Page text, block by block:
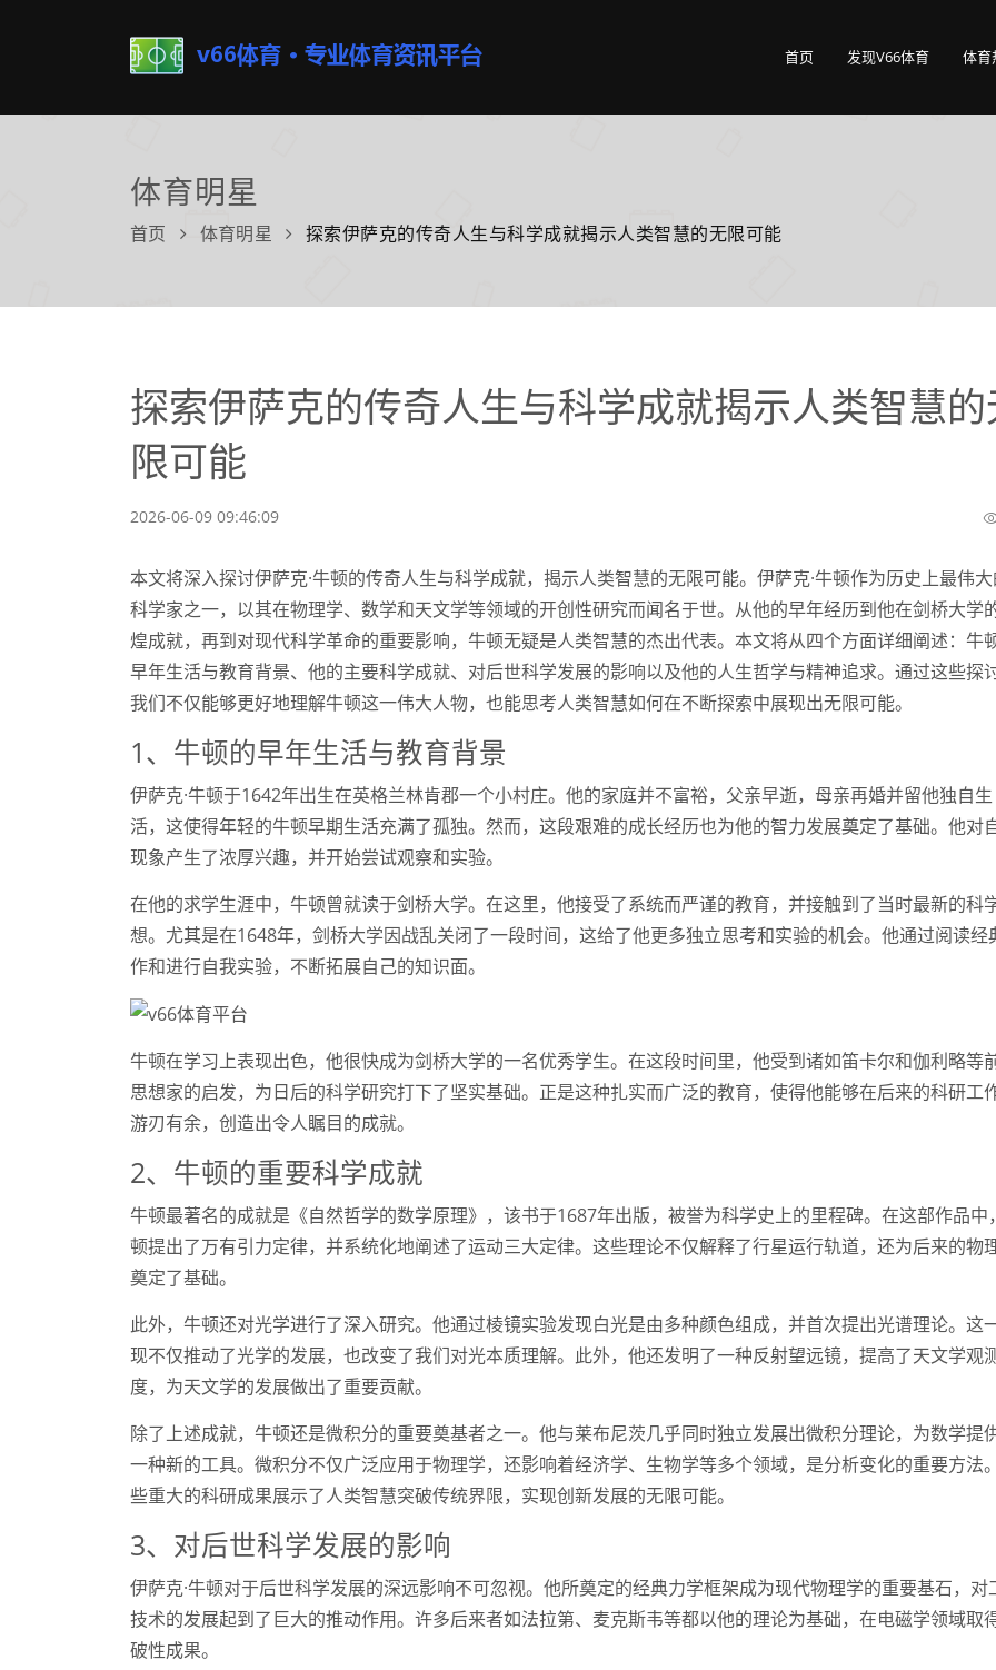
首页 发现V66体育 体育
体育明星
首页 体育明星 探索伊萨克的传奇人生与科学成就揭示人类智慧的无限可能
探索伊萨克的传奇人生与科学成就揭示人类智慧的
限可能
2026-06-09 09:46:09
本文将深入探讨伊萨克·牛顿的传奇人生与科学成就，揭示人类智慧的无限可能。伊萨克·牛顿作为历史上最伟
科学家之一，以其在物理学、数学和天文学等领域的开创性研究而闻名于世。从他的早年经历到他在剑桥大学
煌成就，再到对现代科学革命的重要影响，牛顿无疑是人类智慧的杰出代表。本文将从四个方面详细阐述：牛
早年生活与教育背景、他的主要科学成就、对后世科学发展的影响以及他的人生哲学与精神追求。通过这些探讨
我们不仅能够更好地理解牛顿这一伟大人物，也能思考人类智慧如何在不断探索中展现出无限可能。
1、牛顿的早年生活与教育背景
伊萨克·牛顿于1642年出生在英格兰林肯郡一个小村庄。他的家庭并不富裕，父亲早逝，母亲再婚并留他独自生
活，这使得年轻的牛顿早期生活充满了孤独。然而，这段艰难的成长经历也为他的智力发展奠定了基础。他对
现象产生了浓厚兴趣，并开始尝试观察和实验。
在他的求学生涯中，牛顿曾就读于剑桥大学。在这里，他接受了系统而严谨的教育，并接触到了当时最新的科
想。尤其是在1648年，剑桥大学因战乱关闭了一段时间，这给了他更多独立思考和实验的机会。他通过阅读经
作和进行自我实验，不断拓展自己的知识面。
牛顿在学习上表现出色，他很快成为剑桥大学的一名优秀学生。在这段时间里，他受到诸如笛卡尔和伽利略等
思想家的启发，为日后的科学研究打下了坚实基础。正是这种扎实而广泛的教育，使得他能够在后来的科研工
游刃有余，创造出令人瞩目的成就。
2、牛顿的重要科学成就
牛顿最著名的成就是《自然哲学的数学原理》，该书于1687年出版，被誉为科学史上的里程碑。在这部作品中
顿提出了万有引力定律，并系统化地阐述了运动三大定律。这些理论不仅解释了行星运行轨道，还为后来的物
奠定了基础。
此外，牛顿还对光学进行了深入研究。他通过棱镜实验发现白光是由多种颜色组成，并首次提出光谱理论。这
现不仅推动了光学的发展，也改变了我们对光本质理解。此外，他还发明了一种反射望远镜，提高了天文学观
度，为天文学的发展做出了重要贡献。
除了上述成就，牛顿还是微积分的重要奠基者之一。他与莱布尼茨几乎同时独立发展出微积分理论，为数学提
一种新的工具。微积分不仅广泛应用于物理学，还影响着经济学、生物学等多个领域，是分析变化的重要方法
些重大的科研成果展示了人类智慧突破传统界限，实现创新发展的无限可能。
3、对后世科学发展的影响
伊萨克·牛顿对于后世科学发展的深远影响不可忽视。他所奠定的经典力学框架成为现代物理学的重要基石，对
技术的发展起到了巨大的推动作用。许多后来者如法拉第、麦克斯韦等都以他的理论为基础，在电磁学领域取
破性成果。